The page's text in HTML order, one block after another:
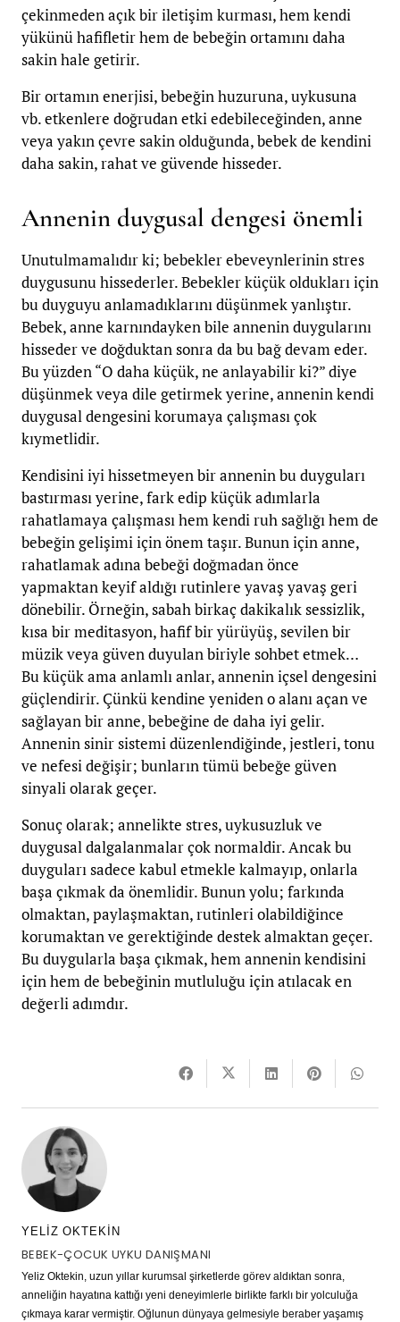
çekinmeden açık bir iletişim kurması, hem kendi
yükünü hafifletir hem de bebeğin ortamını daha
sakin hale getirir.
Bir ortamın enerjisi, bebeğin huzuruna, uykusuna
vb. etkenlere doğrudan etki edebileceğinden, anne
veya yakın çevre sakin olduğunda, bebek de kendini
daha sakin, rahat ve güvende hisseder.
Annenin duygusal dengesi önemli
Unutulmamalıdır ki; bebekler ebeveynlerinin stres
duygusunu hissederler. Bebekler küçük oldukları için
bu duyguyu anlamadıklarını düşünmek yanlıştır.
Bebek, anne karnındayken bile annenin duygularını
hisseder ve doğduktan sonra da bu bağ devam eder.
Bu yüzden “O daha küçük, ne anlayabilir ki?” diye
düşünmek veya dile getirmek yerine, annenin kendi
duygusal dengesini korumaya çalışması çok
kıymetlidir.
Kendisini iyi hissetmeyen bir annenin bu duyguları
bastırması yerine, fark edip küçük adımlarla
rahatlamaya çalışması hem kendi ruh sağlığı hem de
bebeğin gelişimi için önem taşır. Bunun için anne,
rahatlamak adına bebeği doğmadan önce
yapmaktan keyif aldığı rutinlere yavaş yavaş geri
dönebilir. Örneğin, sabah birkaç dakikalık sessizlik,
kısa bir meditasyon, hafif bir yürüyüş, sevilen bir
müzik veya güven duyulan biriyle sohbet etmek…
Bu küçük ama anlamlı anlar, annenin içsel dengesini
güçlendirir. Çünkü kendine yeniden o alanı açan ve
sağlayan bir anne, bebeğine de daha iyi gelir.
Annenin sinir sistemi düzenlendiğinde, jestleri, tonu
ve nefesi değişir; bunların tümü bebeğe güven
sinyali olarak geçer.
Sonuç olarak; annelikte stres, uykusuzluk ve
duygusal dalgalanmalar çok normaldir. Ancak bu
duyguları sadece kabul etmekle kalmayıp, onlarla
başa çıkmak da önemlidir. Bunun yolu; farkında
olmaktan, paylaşmaktan, rutinleri olabildiğince
korumaktan ve gerektiğinde destek almaktan geçer.
Bu duygularla başa çıkmak, hem annenin kendisini
için hem de bebeğinin mutluluğu için atılacak en
değerli adımdır.
YELIZ OKTEKIN
BEBEK-ÇOCUK UYKU DANIŞMANI
Yeliz Oktekin, uzun yıllar kurumsal şirketlerde görev aldıktan sonra,
anneliğin hayatına kattığı yeni deneyimlerle birlikte farklı bir yolculuğa
çıkmaya karar vermiştir. Oğlunun dünyaya gelmesiyle beraber yaşamış